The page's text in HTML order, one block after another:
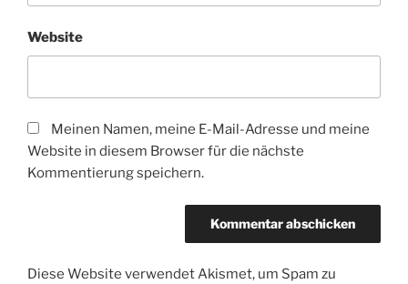
Website
Meinen Namen, meine E-Mail-Adresse und meine
Website in diesem Browser für die nächste
Kommentierung speichern.
Diese Website verwendet Akismet, um Spam zu